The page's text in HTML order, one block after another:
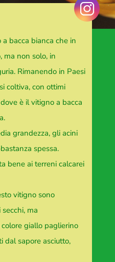
bacca bianca che in
ma non solo, in
Rimanendo in Paesi
coltiva, con ottimi
è il vitigno a bacca
grandezza, gli acini
spessa.
bene ai terreni calcarei
vitigno sono
ma
giallo paglierino
dal sapore asciutto,